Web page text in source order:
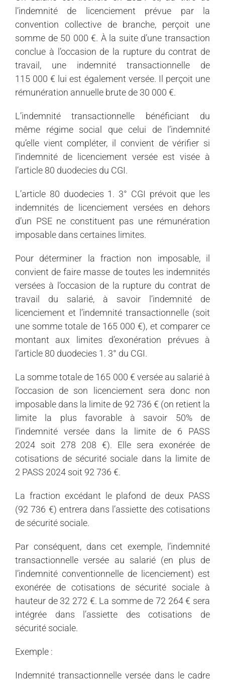
l’indemnité de licenciement prévue par la
convention collective de branche, perçoit une
somme de 50 000 €. À la suite d’une transaction
conclue à l’occasion de la rupture du contrat de
travail, une indemnité transactionnelle de
115 000 € lui est également versée. Il perçoit une
rémunération annuelle brute de 30 000 €.
L’indemnité transactionnelle bénéficiant du
même régime social que celui de l’indemnité
qu’elle vient compléter, il convient de vérifier si
l’indemnité de licenciement versée est visée à
l’article 80 duodecies du CGI.
L’article 80 duodecies 1. 3° CGI prévoit que les
indemnités de licenciement versées en dehors
d’un PSE ne constituent pas une rémunération
imposable dans certaines limites.
Pour déterminer la fraction non imposable, il
convient de faire masse de toutes les indemnités
versées à l’occasion de la rupture du contrat de
travail du salarié, à savoir l’indemnité de
licenciement et l’indemnité transactionnelle (soit
une somme totale de 165 000 €), et comparer ce
montant aux limites d’exonération prévues à
l’article 80 duodecies 1. 3° du CGI.
La somme totale de 165 000 € versée au salarié à
l’occasion de son licenciement sera donc non
imposable dans la limite de 92 736 € (on retient la
limite la plus favorable à savoir 50% de
l’indemnité versée dans la limite de 6 PASS
2024 soit 278 208 €). Elle sera exonérée de
cotisations de sécurité sociale dans la limite de
2 PASS 2024 soit 92 736 €.
La fraction excédant le plafond de deux PASS
(92 736 €) entrera dans l’assiette des cotisations
de sécurité sociale.
Par conséquent, dans cet exemple, l’indemnité
transactionnelle versée au salarié (en plus de
l’indemnité conventionnelle de licenciement) est
exonérée de cotisations de sécurité sociale à
hauteur de 32 272 €. La somme de 72 264 € sera
intégrée dans l’assiette des cotisations de
sécurité sociale.
Exemple :
Indemnité transactionnelle versée dans le cadre